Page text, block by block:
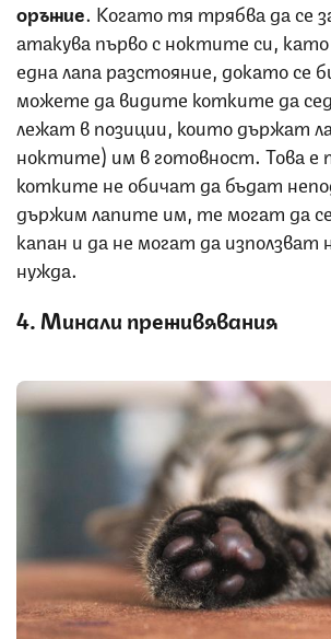
оръжие. Когато тя трябва да се
атакува първо с ноктите си,
една лапа разстояние, докато се
можете да видите котките да
лежат в позиции, които държат
ноктите) им в готовност. Това
котките не обичат да бъдат
държим лапите им, те могат да
капан и да не могат да
нужда.
4. Минали преживявания